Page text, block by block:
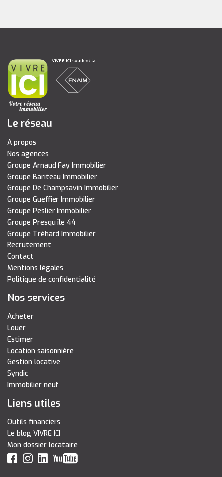
Le réseau
A propos
Nos agences
Groupe Arnaud Fay Immobilier
Groupe Bariteau Immobilier
Groupe De Champsavin Immobilier
Groupe Gueffier Immobilier
Groupe Peslier Immobilier
Groupe Presqu île 44
Groupe Tréhard Immobilier
Recrutement
Contact
Mentions légales
Politique de confidentialité
Nos services
Acheter
Louer
Estimer
Location saisonnière
Gestion locative
Syndic
Immobilier neuf
Liens utiles
Outils financiers
Le blog VIVRE ICI
Mon dossier locataire